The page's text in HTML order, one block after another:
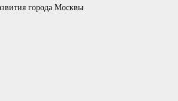
города Москвы